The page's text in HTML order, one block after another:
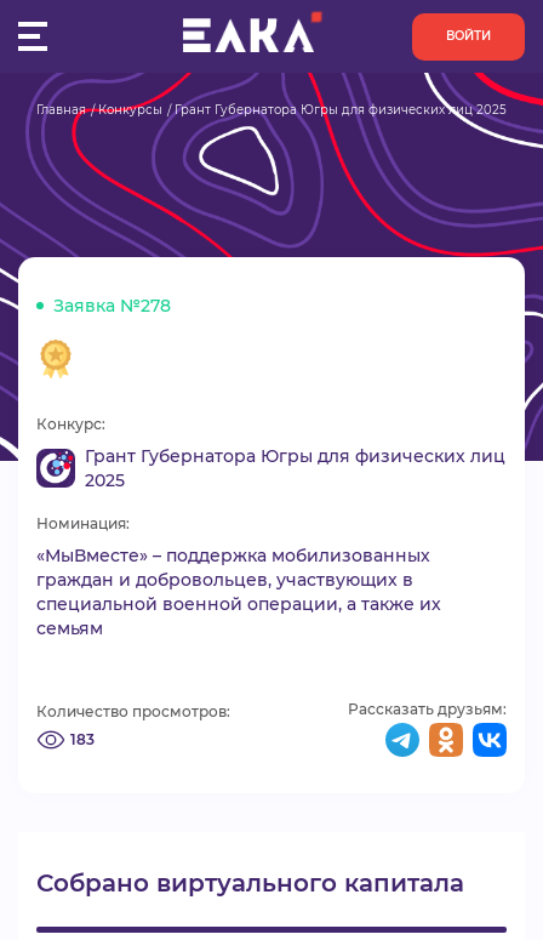
ВОЙТИ
ПУЛЬС
КОНКУРСЫ
ОРГАНИЗАЦИИ
АНАЛИТИКА
ВИДЕОКУРСЫ
Главная Конкурсы Грант Губернатора Югры для физических лиц 2025
Заявка №278
Конкурс:
Грант Губернатора Югры для физических лиц
2025
Номинация:
«МыВместе» – поддержка мобилизованных
граждан и добровольцев, участвующих в
специальной военной операции, а также их
семьям
Количество просмотров:
183
Рассказать друзьям:
Собрано виртуального капитала